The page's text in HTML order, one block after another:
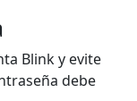
Blink y evite
debe